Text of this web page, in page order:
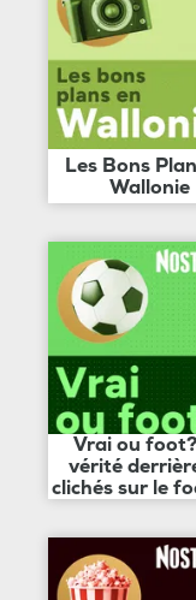
Les Bons
Wallonie
Vrai ou
vérité
clichés sur le